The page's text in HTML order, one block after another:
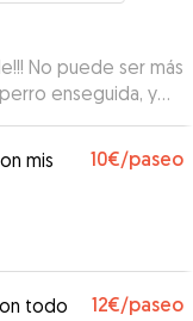
No puede ser más
enseguida, y
bastante
un montón de
todos los días
y no hemos
durante los días que
si se queda con
mis
10€/paseo
todo
12€/paseo